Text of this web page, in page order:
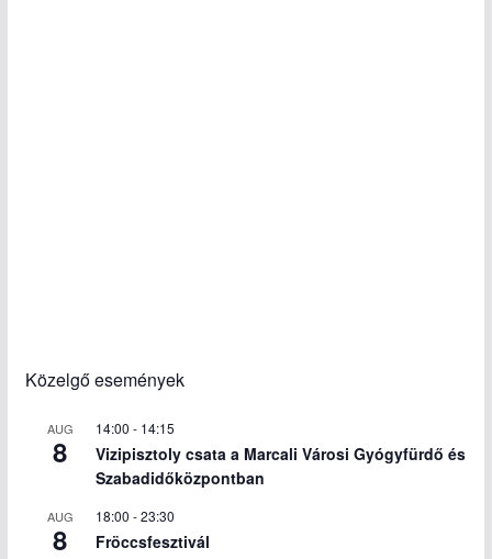
Közelgő események
AUG
8
14:00 - 14:15
Vizipisztoly csata a Marcali Városi Gyógyfürdő és
Szabadidőközpontban
AUG
8
18:00 -23:30
Fröccsfesztivál